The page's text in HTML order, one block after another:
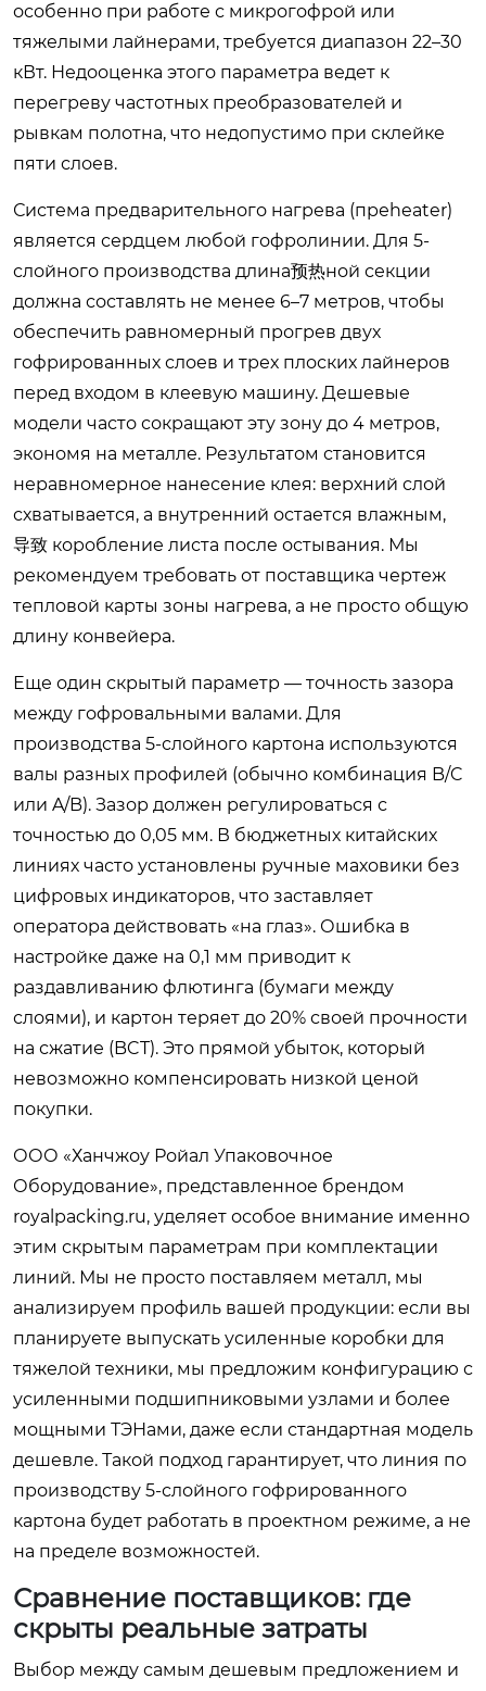
особенно при работе с микрогофрой или
тяжелыми лайнерами, требуется диапазон 22–30
кВт. Недооценка этого параметра ведет к
перегреву частотных преобразователей и
рывкам полотна, что недопустимо при склейке
пяти слоев.
Система предварительного нагрева (преheater)
является сердцем любой гофролинии. Для 5-
слойного производства длина预热ной секции
должна составлять не менее 6–7 метров, чтобы
обеспечить равномерный прогрев двух
гофрированных слоев и трех плоских лайнеров
перед входом в клеевую машину. Дешевые
модели часто сокращают эту зону до 4 метров,
экономя на металле. Результатом становится
неравномерное нанесение клея: верхний слой
схватывается, а внутренний остается влажным,
导致 коробление листа после остывания. Мы
рекомендуем требовать от поставщика чертеж
тепловой карты зоны нагрева, а не просто общую
длину конвейера.
Еще один скрытый параметр — точность зазора
между гофровальными валами. Для
производства 5-слойного картона используются
валы разных профилей (обычно комбинация B/C
или A/B). Зазор должен регулироваться с
точностью до 0,05 мм. В бюджетных китайских
линиях часто установлены ручные маховики без
цифровых индикаторов, что заставляет
оператора действовать «на глаз». Ошибка в
настройке даже на 0,1 мм приводит к
раздавливанию флютинга (бумаги между
слоями), и картон теряет до 20% своей прочности
на сжатие (BCT). Это прямой убыток, который
невозможно компенсировать низкой ценой
покупки.
ООО «Ханчжоу Ройал Упаковочное
Оборудование», представленное брендом
royalpacking.ru, уделяет особое внимание именно
этим скрытым параметрам при комплектации
линий. Мы не просто поставляем металл, мы
анализируем профиль вашей продукции: если вы
планируете выпускать усиленные коробки для
тяжелой техники, мы предложим конфигурацию с
усиленными подшипниковыми узлами и более
мощными ТЭНами, даже если стандартная модель
дешевле. Такой подход гарантирует, что линия по
производству 5-слойного гофрированного
картона будет работать в проектном режиме, а не
на пределе возможностей.
Сравнение поставщиков: где
скрыты реальные затраты
Выбор между самым дешевым предложением и